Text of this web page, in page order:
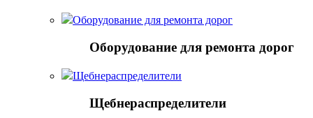
Оборудование для ремонта дорог
Оборудование для ремонта дорог
Щебнераспределители
Щебнераспределители